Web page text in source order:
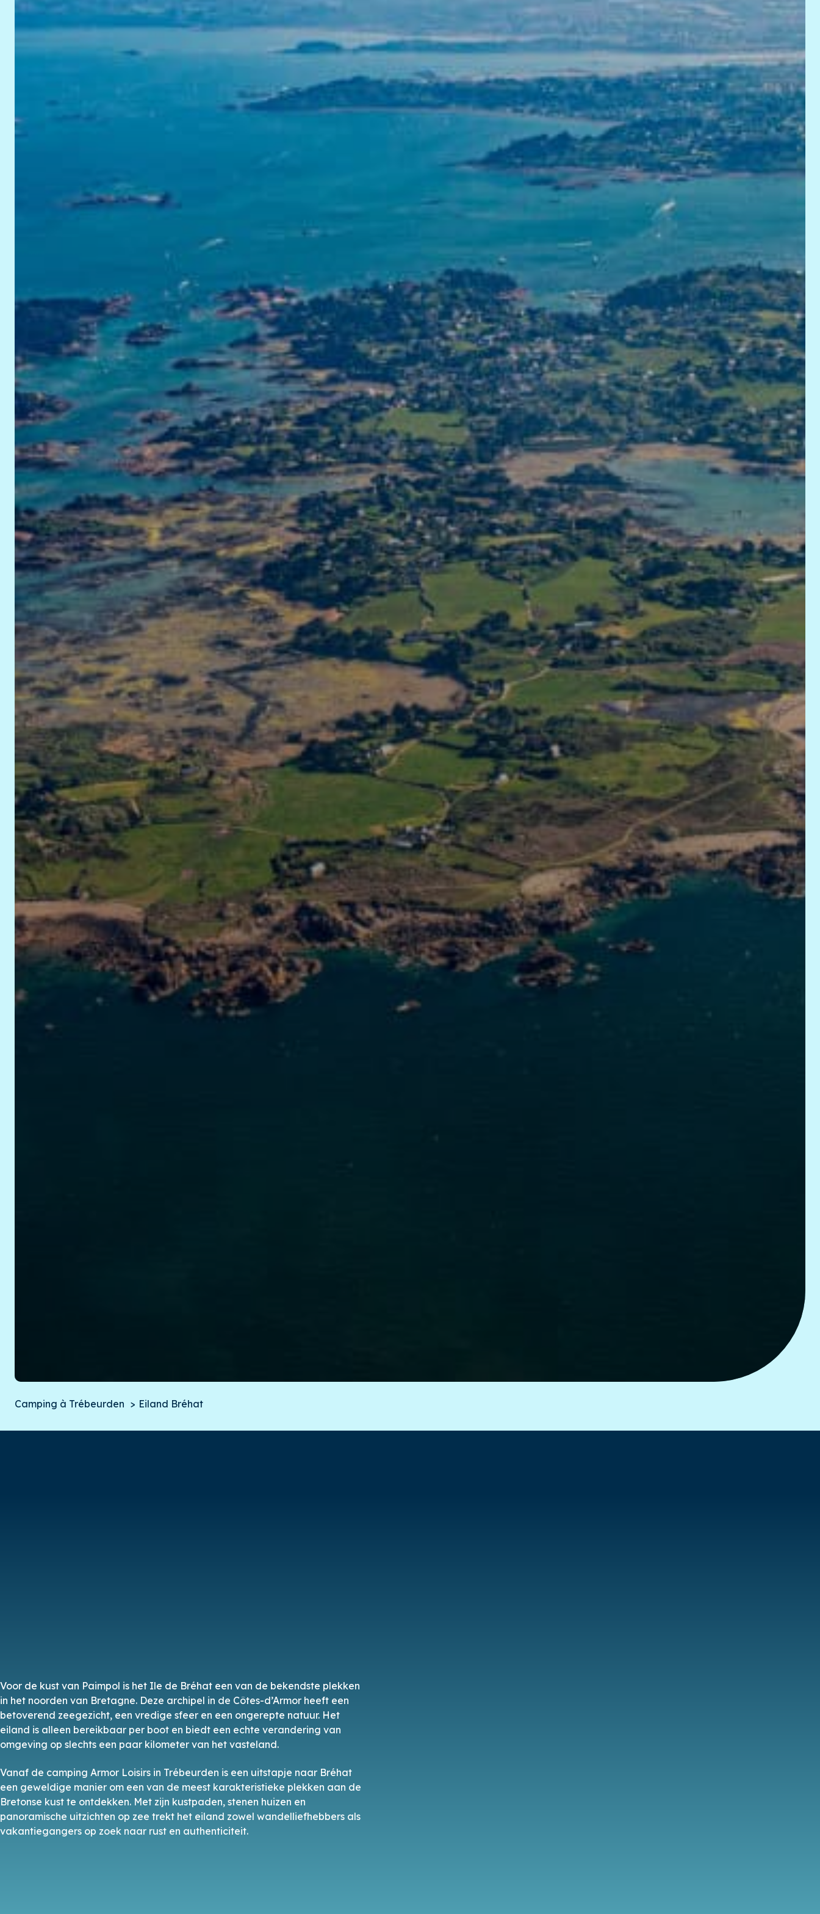
Camping à Trébeurden Eiland Bréhat
Voor de kust van Paimpol is het Ile de Bréhat een van de bekendste plekken
in het noorden van Bretagne. Deze archipel in de Côtes-d’Armor heeft een
betoverend zeegezicht, een vredige sfeer en een ongerepte natuur. Het
eiland is alleen bereikbaar per boot en biedt een echte verandering van
omgeving op slechts een paar kilometer van het vasteland.
Vanaf de camping Armor Loisirs in Trébeurden is een uitstapje naar Bréhat
een geweldige manier om een van de meest karakteristieke plekken aan de
Bretonse kust te ontdekken. Met zijn kustpaden, stenen huizen en
panoramische uitzichten op zee trekt het eiland zowel wandelliefhebbers als
vakantiegangers op zoek naar rust en authenticiteit.